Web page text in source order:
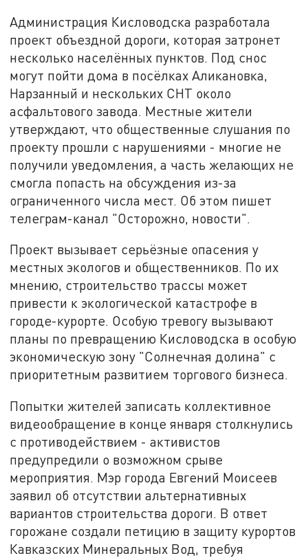
Администрация Кисловодска разработала
проект объездной дороги, которая затронет
несколько населённых пунктов. Под снос
могут пойти дома в посёлках Аликановка,
Нарзанный и нескольких СНТ около
асфальтового завода. Местные жители
утверждают, что общественные слушания по
проекту прошли с нарушениями - многие не
получили уведомления, а часть желающих не
смогла попасть на обсуждения из-за
ограниченного числа мест. Об этом пишет
телеграм-канал "Осторожно, новости".
Проект вызывает серьёзные опасения у
местных экологов и общественников. По их
мнению, строительство трассы может
привести к экологической катастрофе в
городе-курорте. Особую тревогу вызывают
планы по превращению Кисловодска в особую
экономическую зону "Солнечная долина" с
приоритетным развитием торгового бизнеса.
Попытки жителей записать коллективное
видеообращение в конце января столкнулись
с противодействием - активистов
предупредили о возможном срыве
мероприятия. Мэр города Евгений Моисеев
заявил об отсутствии альтернативных
вариантов строительства дороги. В ответ
горожане создали петицию в защиту курортов
Кавказских Минеральных Вод, требуя